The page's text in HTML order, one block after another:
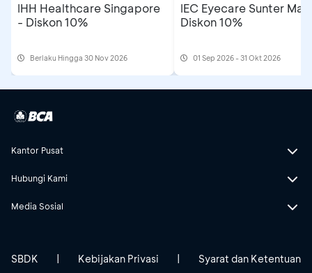
IHH Healthcare Singapore
- Diskon 10%
Berlaku Hingga 30 Nov 2026
IEC Eyecare Sunter
Diskon 10%
01 Sep 2026 - 31 Okt 2026
Kantor Pusat
Hubungi Kami
Media Sosial
SBDK Kebijakan Privasi Syarat dan Ketentuan